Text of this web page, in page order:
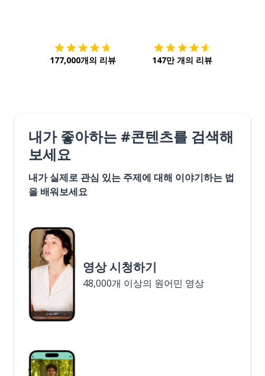
177,000개의 리뷰 147만 개의 리뷰
내가 좋아하는 #콘텐츠를 검색해
보세요
내가 실제로 관심 있는 주제에 대해 이야기하는 법
을 배워보세요
영상 시청하기
48,000개 이상의 원어민 영상